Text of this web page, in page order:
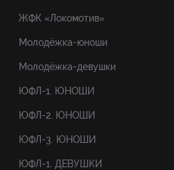
ЖФК «Локомотив»
Молодёжка-юноши
Молодёжка-девушки
ЮФЛ-1. ЮНОШИ
ЮФЛ-2. ЮНОШИ
ЮФЛ-3. ЮНОШИ
ЮФЛ-1. ДЕВУШКИ